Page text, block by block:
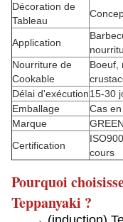
Décoration de
Tableau
Application
Nourriture de
Cookable
Boeuf,
Délai d'exécution15-30
Emballage
Cas
Marque
Certification
cours
Pourquoi
Teppanyaki ?